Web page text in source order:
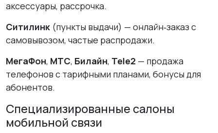
аксессуары, рассрочка.
Ситилинк (пункты выдачи) — онлайн‑заказ с
самовывозом, частые распродажи.
МегаФон, МТС, Билайн, Tele2 — продажа
телефонов с тарифными планами, бонусы для
абонентов.
Специализированные салоны
мобильной связи